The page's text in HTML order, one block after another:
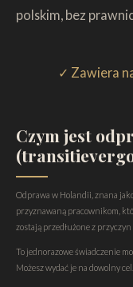
polskim, bez
✓ Zawiera
Czym jest
Odprawa w Holandii, znana
przyznawaną pracownikom,
zostają przedłużone z
To jednorazowe świadczenie
Możesz wydać je na dowolny cel.